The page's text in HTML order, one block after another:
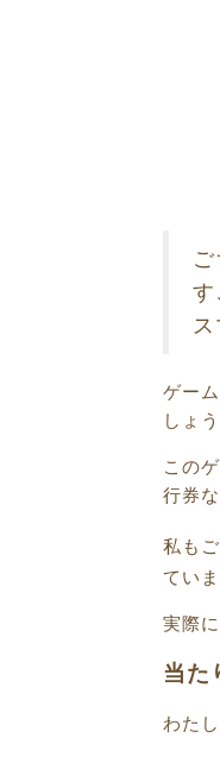
ご
す
ゲー
しょ
この
行券
私も
てい
実際
当た
わた